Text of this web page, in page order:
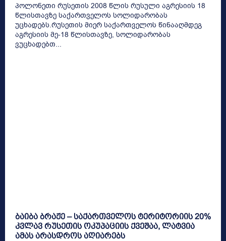
პოლონეთი რუსეთის 2008 წლის რუსული აგრესიის 18
წლისთავზე საქართველოს სოლიდარობას
უცხადებს.რუსეთის მიერ საქართველოს წინააღმდეგ
აგრესიის მე-18 წლისთავზე, სოლიდარობას
ვუცხადებთ...
ბაიბა ბრაჟე – საქართველოს ტერიტორიის 20%
კვლავ რუსეთის ოკუპაციის ქვეშაა, ლატვია
ამას არასდროს აღიარებს